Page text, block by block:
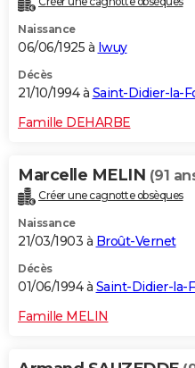
Naissance
06/06/1925 à Iwuy
Décès
21/10/1994 à Saint-Didier-la-
Famille DEHARBE
Marcelle MELIN (91
Créer une cagnotte obsèques
Naissance
21/03/1903 à Broût-Vernet
Décès
01/06/1994 à Saint-Didier-la-
Famille MELIN